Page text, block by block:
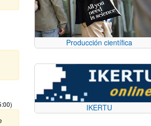
Producción científica
IKERTU